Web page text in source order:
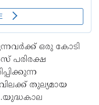
ഒരു കോടി
പരിരക്ഷ
തുല്യമായ